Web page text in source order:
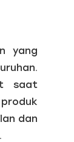
yang
saat
dan